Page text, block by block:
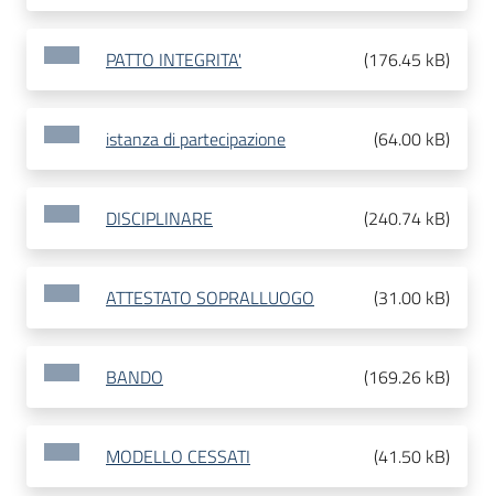
PATTO INTEGRITA' (176.45 kB)
istanza di partecipazione (64.00 kB)
DISCIPLINARE (240.74 kB)
ATTESTATO SOPRALLUOGO (31.00 kB)
BANDO (169.26 kB)
MODELLO CESSATI (41.50 kB)